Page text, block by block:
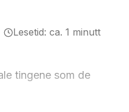
Lesetid: ca. 1 minutt
tingene som de